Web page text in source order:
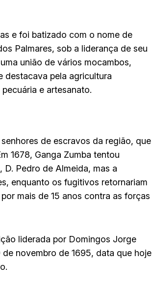
e foi batizado com o nome de
Palmares, sob a liderança de seu
união de vários mocambos,
destacava pela agricultura
e artesanato.
de escravos da região, que
1678, Ganga Zumba tentou
Pedro de Almeida, mas a
enquanto os fugitivos retornariam
mais de 15 anos contra as forças
liderada por Domingos Jorge
novembro de 1695, data que hoje